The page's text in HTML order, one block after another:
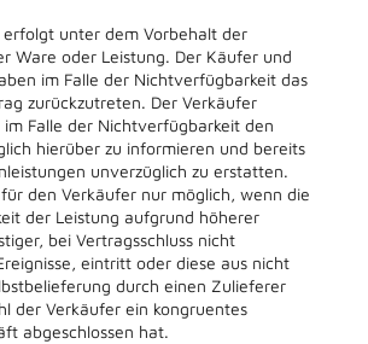
erfolgt unter dem Vorbehalt der
Ware oder Leistung. Der Käufer und
im Falle der Nichtverfügbarkeit das
zurückzutreten. Der Verkäufer
Falle der Nichtverfügbarkeit den
hierüber zu informieren und bereits
unverzüglich zu erstatten.
den Verkäufer nur möglich, wenn die
der Leistung aufgrund höherer
bei Vertragsschluss nicht
eintritt oder diese aus nicht
durch einen Zulieferer
der Verkäufer ein kongruentes
abgeschlossen hat.